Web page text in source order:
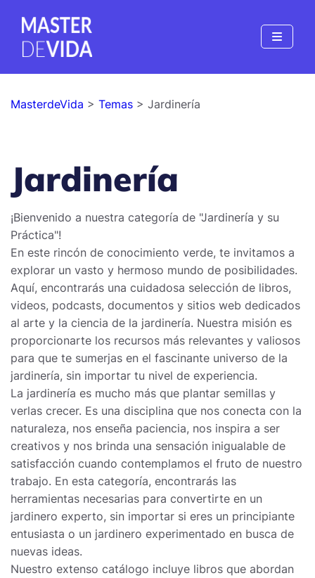
MasterdeVida > Temas > Jardinería
Jardinería
¡Bienvenido a nuestra categoría de "Jardinería y su
Práctica"!
En este rincón de conocimiento verde, te invitamos a
explorar un vasto y hermoso mundo de posibilidades.
Aquí, encontrarás una cuidadosa selección de libros,
videos, podcasts, documentos y sitios web dedicados
al arte y la ciencia de la jardinería. Nuestra misión es
proporcionarte los recursos más relevantes y valiosos
para que te sumerjas en el fascinante universo de la
jardinería, sin importar tu nivel de experiencia.
La jardinería es mucho más que plantar semillas y
verlas crecer. Es una disciplina que nos conecta con la
naturaleza, nos enseña paciencia, nos inspira a ser
creativos y nos brinda una sensación inigualable de
satisfacción cuando contemplamos el fruto de nuestro
trabajo. En esta categoría, encontrarás las
herramientas necesarias para convertirte en un
jardinero experto, sin importar si eres un principiante
entusiasta o un jardinero experimentado en busca de
nuevas ideas.
Nuestro extenso catálogo incluye libros que abordan